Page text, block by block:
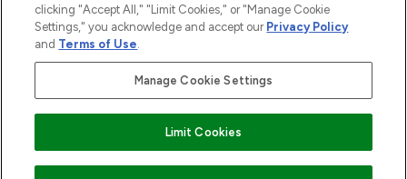
Pay Securely With
clicking "Accept All," "Limit Cookies," or "Manage Cookie
Settings," you acknowledge and accept our Privacy Policy
and Terms of Use.
Manage Cookie Settings
Limit Cookies